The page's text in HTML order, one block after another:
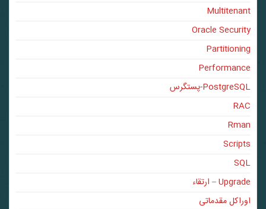
Multitenant
Oracle Security
Partitioning
Performance
PostgreSQL-پستگرس
RAC
Rman
Scripts
SQL
Upgrade – ارتقاء
اوراکل مقدماتی